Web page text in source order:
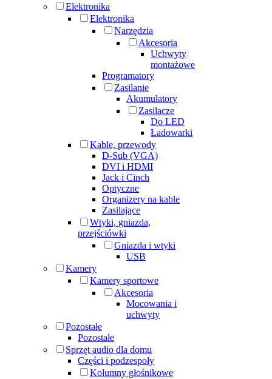
Elektronika
Elektronika
Narzędzia
Akcesoria
Uchwyty
montażowe
Programatory
Zasilanie
Akumulatory
Zasilacze
Do LED
Ładowarki
Kable, przewody
D-Sub (VGA)
DVI i HDMI
Jack i Cinch
Optyczne
Organizery na kable
Zasilające
Wtyki, gniazda,
przejściówki
Gniazda i wtyki
USB
Kamery
Kamery sportowe
Akcesoria
Mocowania i
uchwyty
Pozostałe
Pozostałe
Sprzęt audio dla domu
Części i podzespoły
Kolumny głośnikowe